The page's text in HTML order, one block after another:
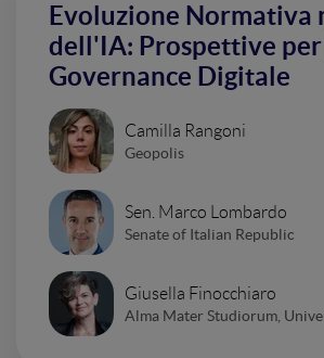
Evoluzione Normativa
dell'IA: Prospettive
Governance Digitale
Camilla Rangoni
Geopolis
Sen. Marco Lombardo
Senate of Italian Republic
Giusella Finocchiaro
Alma Mater Studiorum,